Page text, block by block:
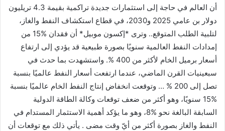
أن العالم في حاجة إلى استثمارات جديدة تراكمية بقيمة 4.3 تريليون
دولار بن عامي 2025 و2030، في قطاع استكشاف النفط والغاز،
لتلبية الطلب المتوقع.. وترى *إكسون موبيل* أن فقدان %15 من
إمدادات النفط العالمية سنويًا بصورة طبيعية قد يؤدي إلى ارتفاع
أسعار برميل الخام لأكثر من 400 %. واستشهدت بما حدث في
سبعينيات القرن الماضي، عندما ارتفعت أسعار النفط عالميًا بنسبة
تصل إلى 200 % … وتوقعت انخفاض إنتاج النفط الخام عالميًا بنسبة
%15 سنويًا، وهو أكثر من ضعف توقعات وكالة الطاقة الدولية
السابقة البالغة نحو %8، وهو ما يؤكد أهمية الاستثمار المستدام في
النفط والغاز بصورة أكثر من أيّ وقت مضى . يأتي ذلك مع توقعات أن